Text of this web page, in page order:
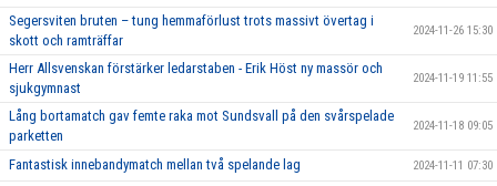
Segersviten bruten – tung hemmaförlust trots massivt övertag i
skott och ramträffar
2024-11-26 15:30
Herr Allsvenskan förstärker ledarstaben - Erik Höst ny massör och
sjukgymnast
2024-11-19 11:55
Lång bortamatch gav femte raka mot Sundsvall på den svårspelade
parketten
2024-11-18 09:05
Fantastisk innebandymatch mellan två spelande lag 2024-11-11 07:30